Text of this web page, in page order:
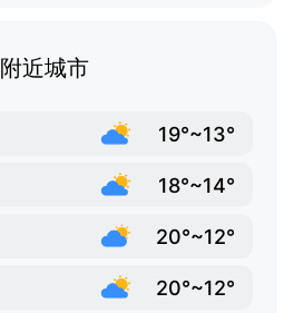
附近城市
19°~13°
18°~14°
20°~12°
20°~12°